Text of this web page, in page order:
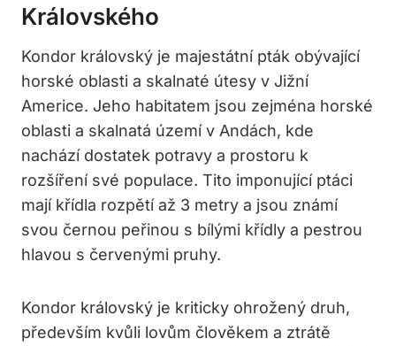
Královského
Kondor královský je majestátní pták obývající
horské oblasti a skalnaté útesy v Jižní
Americe. Jeho habitatem jsou zejména horské
oblasti a skalnatá území v Andách, kde
nachází dostatek potravy a prostoru k
rozšíření své populace. Tito imponující ptáci
mají křídla rozpětí až 3 metry a jsou známí
svou černou peřinou s bílými křídly a pestrou
hlavou s červenými pruhy.
Kondor královský je kriticky ohrožený druh,
především kvůli lovům člověkem a ztrátě